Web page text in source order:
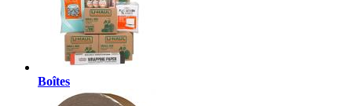
Boîtes